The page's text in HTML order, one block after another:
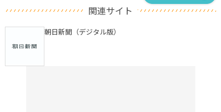
関連サイト
朝日新聞（デジタル版）